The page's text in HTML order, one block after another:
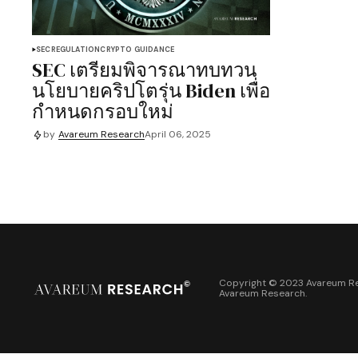
SECREGULATIONCRYPTO GUIDANCE
SEC เตรียมพิจารณาทบทวน
นโยบายคริปโตรุ่น Biden เพื่อ
กำหนดกรอบใหม่
by Avareum ResearchApril 06, 2025
Copyright © 2023 Avareum
Avareum Research.